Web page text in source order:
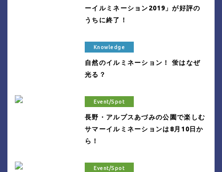
ーイルミネーション2019」が好評の
うちに終了！
Knowledge
自然のイルミネーション！ 蛍はなぜ
光る？
Event/Spot
長野・アルプスあづみの公園で楽しむ
サマーイルミネーションは8月10日か
ら！
Event/Spot